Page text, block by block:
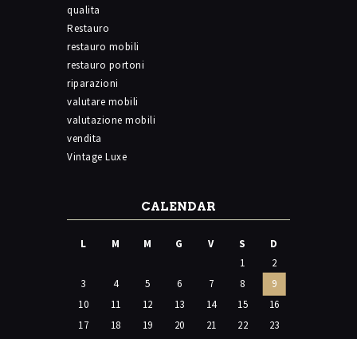
qualita
Restauro
restauro mobili
restauro portoni
riparazioni
valutare mobili
valutazione mobili
vendita
Vintage Luxe
CALENDAR
L M M G V S
D
1
2
3
4 5 6 7 8
9
10
11 12 13 14 15
16
17
18 19 20 21 22
23